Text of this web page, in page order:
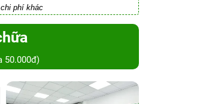
phí khác
50.000đ)